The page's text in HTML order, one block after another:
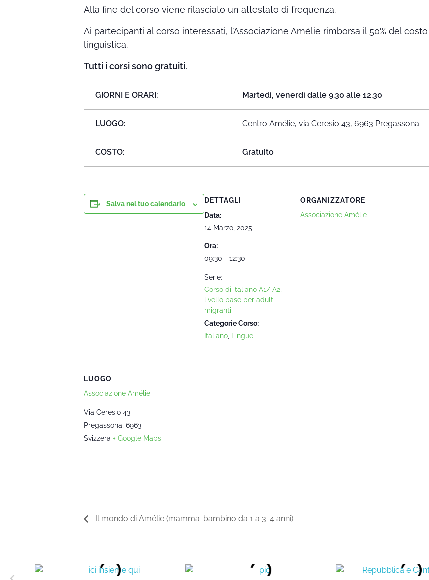
Alla fine del corso viene rilasciato un attestato di frequenza.
Ai partecipanti al corso interessati, l’Associazione Amélie rimborsa il 50% del
linguistica.
Tutti i corsi sono gratuiti.
GIORNI E ORARI: Martedì, venerdì dalle 9.30 alle 12.30
LUOGO: Centro Amélie, via Ceresio 43, 6963 Pregassona
COSTO: Gratuito
Salva nel tuo calendario
DETTAGLI
Data:
14 Marzo, 2025
Ora:
09:30 - 12:30
Serie:
Corso di italiano A1/ A2,
livello base per adulti
migranti
Categorie Corso:
Italiano
Lingue
ORGANIZZATORE
Associazione Amélie
LUOGO
Associazione Amélie
Via Ceresio 43
Pregassona 6963
Svizzera + Google Maps
Il mondo di Amélie (mamma-bambino da 1 a 3-4 anni)